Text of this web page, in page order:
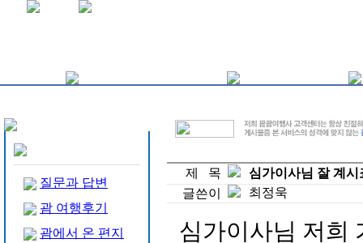
질문과 답변
괌 여행후기
괌에서 온 편지
제 목
심가이사님 잘 계시
글쓴이
최정욱
심가이사님 저희